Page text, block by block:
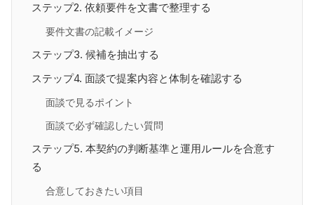
ステップ2. 依頼要件を文書で整理する
要件文書の記載イメージ
ステップ3. 候補を抽出する
ステップ4. 面談で提案内容と体制を確認する
面談で見るポイント
面談で必ず確認したい質問
ステップ5. 本契約の判断基準と運用ルールを合意す
る
合意しておきたい項目